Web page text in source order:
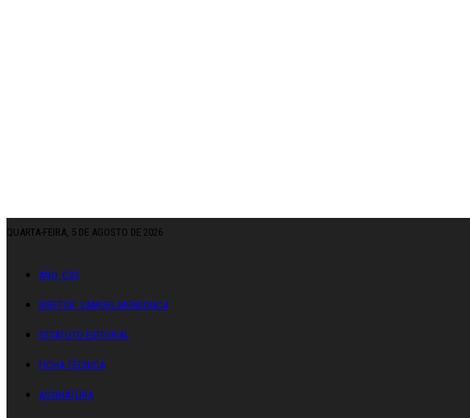
QUARTA-FEIRA, 5 DE AGOSTO DE 2026
ANO: CXII
DIRETOR: SAMUEL MENDONÇA
ESTATUTO EDITORIAL
FICHA TÉCNICA
ASSINATURA